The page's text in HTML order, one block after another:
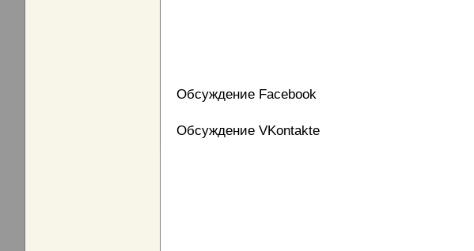
Обсуждение Facebook
Обсуждение VKontakte